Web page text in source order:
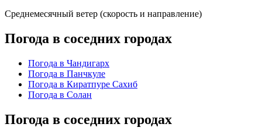
Среднемесячный ветер (скорость и направление)
Погода в соседних городах
Погода в Чандигарх
Погода в Панчкуле
Погода в Киратпуре Сахиб
Погода в Солан
Погода в соседних городах